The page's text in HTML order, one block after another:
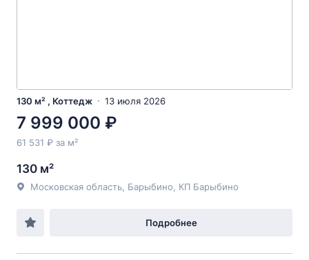
130 м² , Коттедж 13 июля 2026
7 999 000 ₽
61 531 ₽ за м²
130 м²
Московская область, Барыбино, КП Барыбино
Подробнее